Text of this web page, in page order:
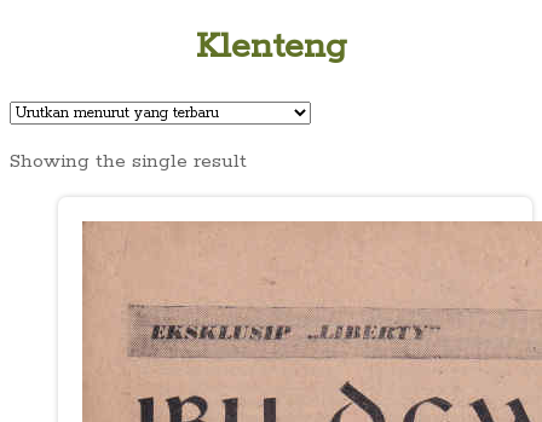
Klenteng
Showing the single result